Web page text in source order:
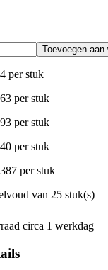
Toevoegen aan
per stuk
per stuk
per stuk
per stuk
per stuk
van 25 stuk(s)
circa 1 werkdag